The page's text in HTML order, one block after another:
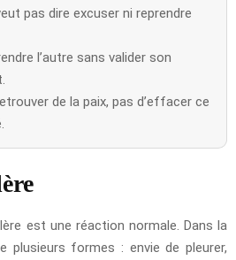
pas dire excuser ni reprendre
l’autre sans valider son
de la paix, pas d’effacer ce
est une réaction normale. Dans la
plusieurs formes : envie de pleurer,